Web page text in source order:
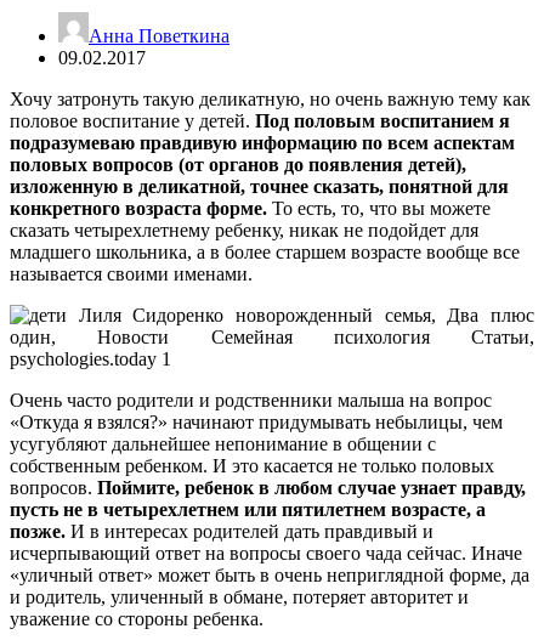
Анна Поветкина
09.02.2017
Хочу затронуть такую деликатную, но очень важную тему как
половое воспитание у детей. Под половым воспитанием я
подразумеваю правдивую информацию по всем аспектам
половых вопросов (от органов до появления детей),
изложенную в деликатной, точнее сказать, понятной для
конкретного возраста форме. То есть, то, что вы можете
сказать четырехлетнему ребенку, никак не подойдет для
младшего школьника, а в более старшем возрасте вообще все
называется своими именами.
Очень часто родители и родственники малыша на вопрос
«Откуда я взялся?» начинают придумывать небылицы, чем
усугубляют дальнейшее непонимание в общении с
собственным ребенком. И это касается не только половых
вопросов. Поймите, ребенок в любом случае узнает правду,
пусть не в четырехлетнем или пятилетнем возрасте, а
позже. И в интересах родителей дать правдивый и
исчерпывающий ответ на вопросы своего чада сейчас. Иначе
«уличный ответ» может быть в очень неприглядной форме, да
и родитель, уличенный в обмане, потеряет авторитет и
уважение со стороны ребенка.